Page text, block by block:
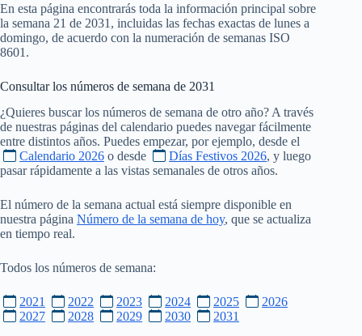
En esta página encontrarás toda la información principal sobre
la semana 21 de 2031, incluidas las fechas exactas de lunes a
domingo, de acuerdo con la numeración de semanas ISO
8601.
Consultar los números de semana de 2031
¿Quieres buscar los números de semana de otro año? A través
de nuestras páginas del calendario puedes navegar fácilmente
entre distintos años. Puedes empezar, por ejemplo, desde el
Calendario 2026 o desde Días Festivos 2026, y luego
pasar rápidamente a las vistas semanales de otros años.
El número de la semana actual está siempre disponible en
nuestra página Número de la semana de hoy, que se actualiza
en tiempo real.
Todos los números de semana:
2021 2022 2023 2024 2025
2026
2027
2028 2029 2030 2031